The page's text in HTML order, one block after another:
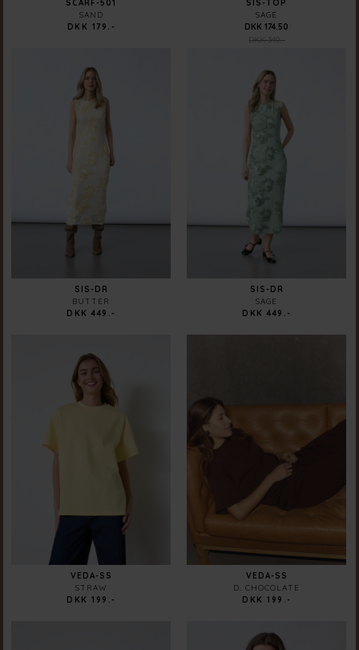
SCARF-501
SAND
DKK 179.-
SIS-TOP
SAGE
DKK 349.-
DKK 174.50
SIS-DR
BUTTER
DKK 449.-
SIS-DR
SAGE
DKK 449.-
VEDA-SS
STRAW
DKK 199.-
VEDA-SS
D. CHOCOLATE
DKK 199.-